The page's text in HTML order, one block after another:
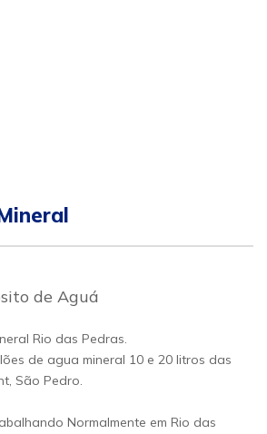
de Aguá
Rio das Pedras.
de agua mineral 10 e 20 litros das
São Pedro.
Normalmente em Rio das